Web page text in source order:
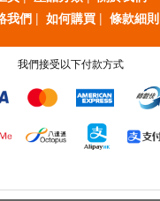
我們 | 如何購買 | 條款細則
我們接受以下付款方式